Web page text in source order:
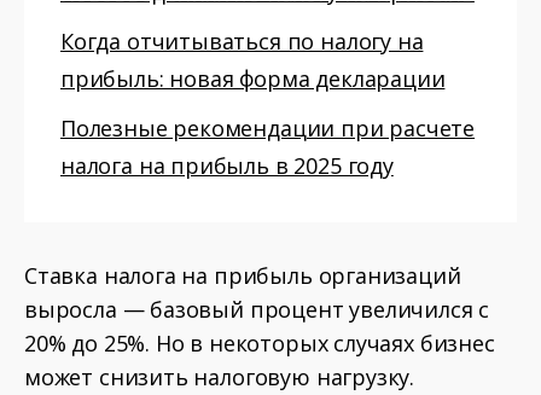
Когда отчитываться по налогу на
прибыль: новая форма декларации
Полезные рекомендации при расчете
налога на прибыль в 2025 году
Ставка налога на прибыль организаций
выросла — базовый процент увеличился с
20% до 25%. Но в некоторых случаях бизнес
может снизить налоговую нагрузку.